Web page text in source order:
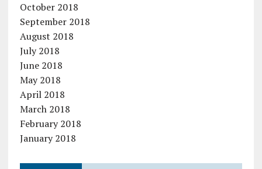
October 2018
September 2018
August 2018
July 2018
June 2018
May 2018
April 2018
March 2018
February 2018
January 2018